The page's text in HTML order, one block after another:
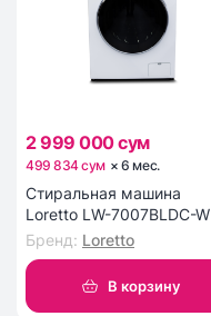
2 999 000 сум
499 834 сум ×6 мес.
Стиральная машина
Loretto LW-7007BLDC-W
Бренд: Loretto
В корзину